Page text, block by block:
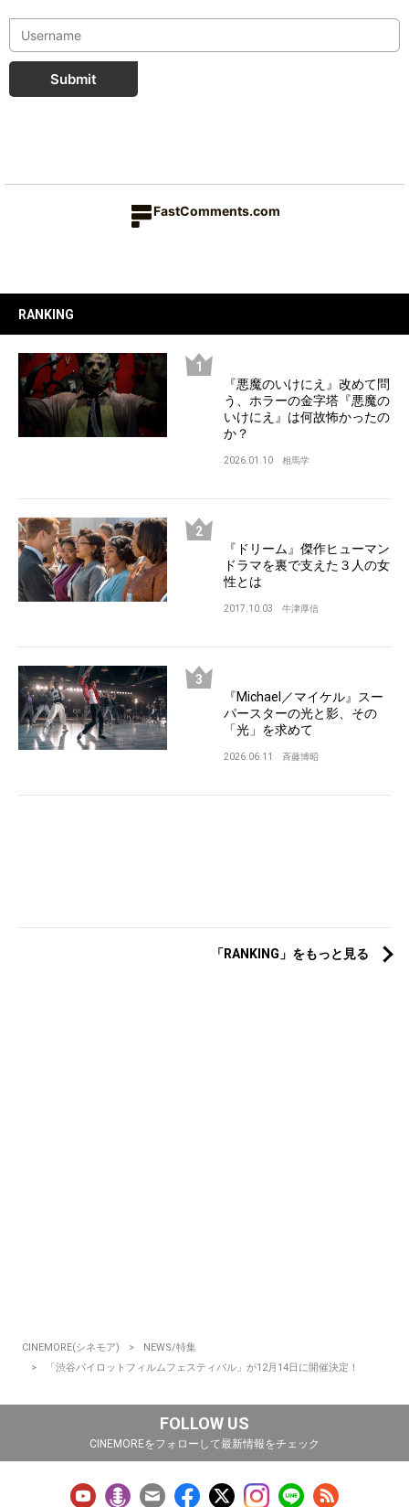
Submit
FastComments.com
RANKING
『悪魔のいけにえ』改めて問
う、ホラーの金字塔『悪魔の
いけにえ』は何故怖かったの
か？
2026.01.10 相馬学
『ドリーム』傑作ヒューマン
ドラマを裏で支えた３人の女
性とは
2017.10.03 牛津厚信
『Michael／マイケル』スー
パースターの光と影、その
「光」を求めて
2026.06.11 斉藤博昭
「RANKING」をもっと見る
CINEMORE(シネモア)
NEWS/特集
「渋谷パイロットフィルムフェスティバル」が12月14日に開催決定！
FOLLOW US
CINEMOREをフォローして最新情報をチェック